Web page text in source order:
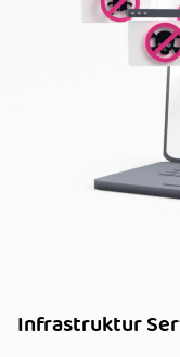
Infrastruktur